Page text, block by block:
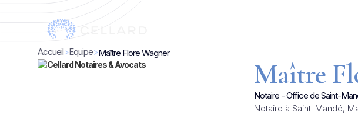
Accueil>Equipe>Maître Flore Wagner
Maître
Notaire - Office de Saint-
Notaire à Saint-Mandé,